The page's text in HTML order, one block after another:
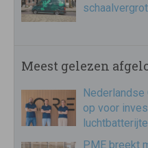
Meest gelezen
Nederlandse
op voor
PME breekt